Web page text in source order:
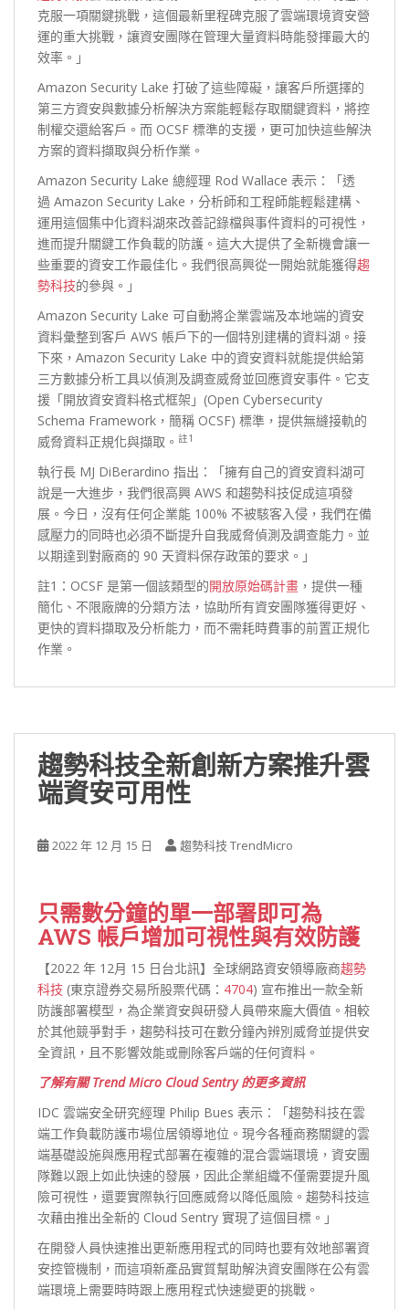
克服一項關鍵挑戰，這個最新里程碑克服了雲端環境資安營
運的重大挑戰，讓資安團隊在管理大量資料時能發揮最大的
效率。」
Amazon Security Lake 打破了這些障礙，讓客戶所選擇的
第三方資安與數據分析解決方案能輕鬆存取關鍵資料，將控
制權交還給客戶。而 OCSF 標準的支援，更可加快這些解決
方案的資料擷取與分析作業。
Amazon Security Lake 總經理 Rod Wallace 表示：「透
過 Amazon Security Lake，分析師和工程師能輕鬆建構、
運用這個集中化資料湖來改善記錄檔與事件資料的可視性，
進而提升關鍵工作負載的防護。這大大提供了全新機會讓一
些重要的資安工作最佳化。我們很高興從一開始就能獲得趨
勢科技的參與。」
Amazon Security Lake 可自動將企業雲端及本地端的資安
資料彙整到客戶 AWS 帳戶下的一個特別建構的資料湖。接
下來，Amazon Security Lake 中的資安資料就能提供給第
三方數據分析工具以偵測及調查威脅並回應資安事件。它支
援「開放資安資料格式框架」(Open Cybersecurity
Schema Framework，簡稱 OCSF) 標準，提供無縫接軌的
威脅資料正規化與擷取。 註1
執行長 MJ DiBerardino 指出：「擁有自己的資安資料湖可
說是一大進步，我們很高興 AWS 和趨勢科技促成這項發
展。今日，沒有任何企業能 100% 不被駭客入侵，我們在備
感壓力的同時也必須不斷提升自我威脅偵測及調查能力。並
以期達到對廠商的 90 天資料保存政策的要求。」
註1：OCSF 是第一個該類型的開放原始碼計畫 ，提供一種
簡化、不限廠牌的分類方法，協助所有資安團隊獲得更好、
更快的資料擷取及分析能力，而不需耗時費事的前置正規化
作業。
趨勢科技全新創新方案推升雲
端資安可用性
2022 年 12 月 15 日 趨勢科技 TrendMicro
只需數分鐘的單一部署即可為
AWS 帳戶增加可視性與有效防護
【2022 年 12月 15 日台北訊】全球網路資安領導廠商趨勢
科技 (東京證券交易所股票代碼： 4704) 宣布推出一款全新
防護部署模型，為企業資安與研發人員帶來龐大價值。相較
於其他競爭對手，趨勢科技可在數分鐘內辨別威脅並提供安
全資訊，且不影響效能或刪除客戶端的任何資料。
了解有關 Trend Micro Cloud Sentry 的更多資訊
IDC 雲端安全研究經理 Philip Bues 表示：「趨勢科技在雲
端工作負載防護市場位居領導地位。現今各種商務關鍵的雲
端基礎設施與應用程式部署在複雜的混合雲端環境，資安團
隊難以跟上如此快速的發展，因此企業組織不僅需要提升風
險可視性，還要實際執行回應威脅以降低風險。趨勢科技這
次藉由推出全新的 Cloud Sentry 實現了這個目標。」
在開發人員快速推出更新應用程式的同時也要有效地部署資
安控管機制，而這項新產品實質幫助解決資安團隊在公有雲
端環境上需要時時跟上應用程式快速變更的挑戰。